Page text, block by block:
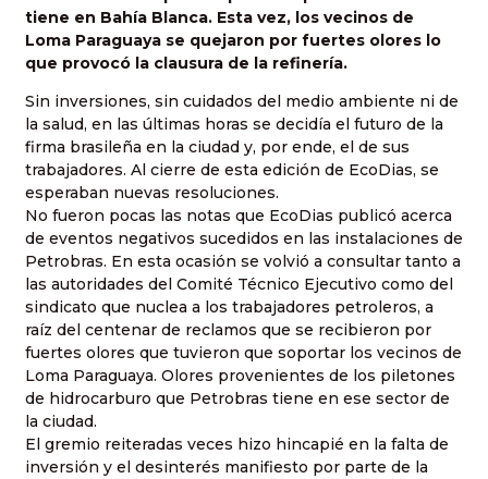
tiene en Bahía Blanca. Esta vez, los vecinos de
Loma Paraguaya se quejaron por fuertes olores lo
que provocó la clausura de la refinería.
Sin inversiones, sin cuidados del medio ambiente ni de
la salud, en las últimas horas se decidía el futuro de la
firma brasileña en la ciudad y, por ende, el de sus
trabajadores. Al cierre de esta edición de EcoDias, se
esperaban nuevas resoluciones.
No fueron pocas las notas que EcoDias publicó acerca
de eventos negativos sucedidos en las instalaciones de
Petrobras. En esta ocasión se volvió a consultar tanto a
las autoridades del Comité Técnico Ejecutivo como del
sindicato que nuclea a los trabajadores petroleros, a
raíz del centenar de reclamos que se recibieron por
fuertes olores que tuvieron que soportar los vecinos de
Loma Paraguaya. Olores provenientes de los piletones
de hidrocarburo que Petrobras tiene en ese sector de
la ciudad.
El gremio reiteradas veces hizo hincapié en la falta de
inversión y el desinterés manifiesto por parte de la